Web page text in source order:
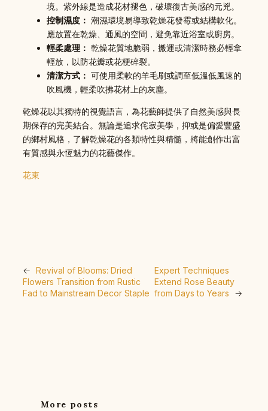
境。紫外線是造成花材褪色，破壞復古美感的元兇。
控制濕度： 潮濕環境易導致乾燥花發霉或結構軟化。
應放置在乾燥、通風的空間，避免靠近浴室或廚房。
輕柔處理： 乾燥花質地脆弱，搬運或清潔時務必輕拿
輕放，以防花瓣或花梗碎裂。
清潔方式： 可使用柔軟的羊毛刷或調至低溫低風速的
吹風機，輕柔吹拂花材上的灰塵。
乾燥花以其獨特的視覺語言，為花藝師提供了自然美感與長
期保存的完美結合。無論是追求侘寂美學，抑或是偏愛豐盛
的鄉村風格，了解乾燥花的各類特性與精髓，將能創作出富
有質感與永恆魅力的花藝傑作。
花束
← Revival of Blooms: Dried
Flowers Transition from Rustic
Fad to Mainstream Decor Staple
Expert Techniques
Extend Rose Beauty
from Days to Years
→
More posts